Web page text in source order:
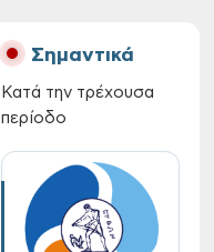
Σημαντικά
Κατά την τρέχουσα
περίοδο